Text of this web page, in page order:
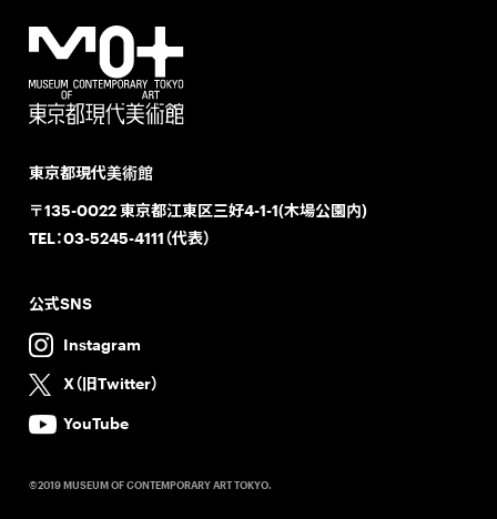
東京都現代美術館
〒135-0022 東京都江東区三好4-1-1(木場公園内)
TEL：03-5245-4111（代表）
公式SNS
Instagram
X（旧Twitter）
YouTube
©2019 MUSEUM OF CONTEMPORARY ART TOKYO.